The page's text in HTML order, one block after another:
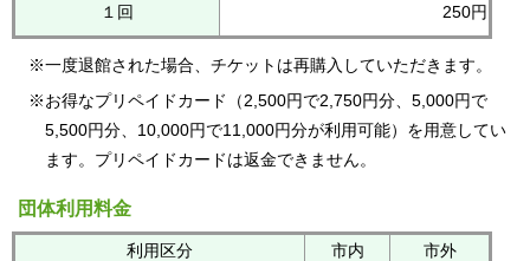
１回 250円
※一度退館された場合、チケットは再購入していただきます。
※お得なプリペイドカード（2,500円で2,750円分、5,000円で
5,500円分、10,000円で11,000円分が利用可能）を用意してい
ます。プリペイドカードは返金できません。
団体利用料金
利用区分 市内 市外